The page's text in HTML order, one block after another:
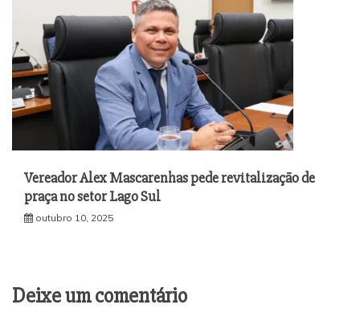
Vereador Alex Mascarenhas pede revitalização de
praça no setor Lago Sul
outubro 10, 2025
Deixe um comentário